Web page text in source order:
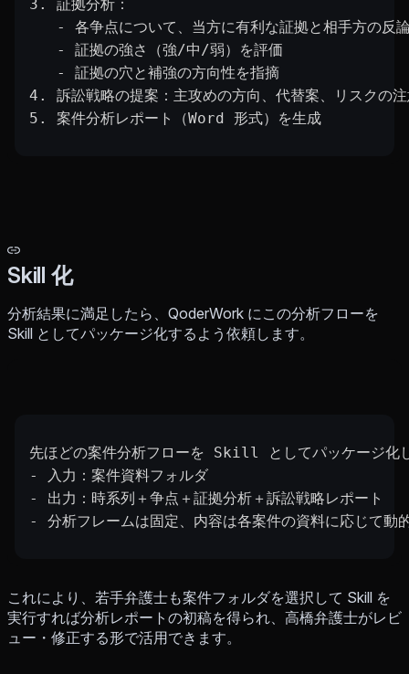
3. 証拠分析：
- 各争点について、当方に有利な証拠と相手方の反
   - 証拠の強さ（強/中/弱）を評価
   - 証拠の穴と補強の方向性を指摘
4. 訴訟戦略の提案：主攻めの方向、代替案、リスクの
5. 案件分析レポート（Word 形式）を生成
Skill 化
分析結果に満足したら、QoderWork にこの分析フローを
Skill としてパッケージ化するよう依頼します。
先ほどの案件分析フローを Skill としてパッケージ化
- 入力：案件資料フォルダ
- 出力：時系列＋争点＋証拠分析＋訴訟戦略レポート
- 分析フレームは固定、内容は各案件の資料に応じて動
これにより、若手弁護士も案件フォルダを選択して Skill を
実行すれば分析レポートの初稿を得られ、高橋弁護士がレビ
ュー・修正する形で活用できます。